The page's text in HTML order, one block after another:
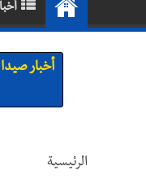
أخبار صيدا
الرئيسية